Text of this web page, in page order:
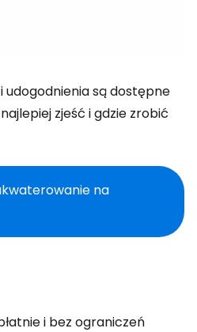
i udogodnienia są dostępne
zjeść i gdzie zrobić
na
i bez ograniczeń